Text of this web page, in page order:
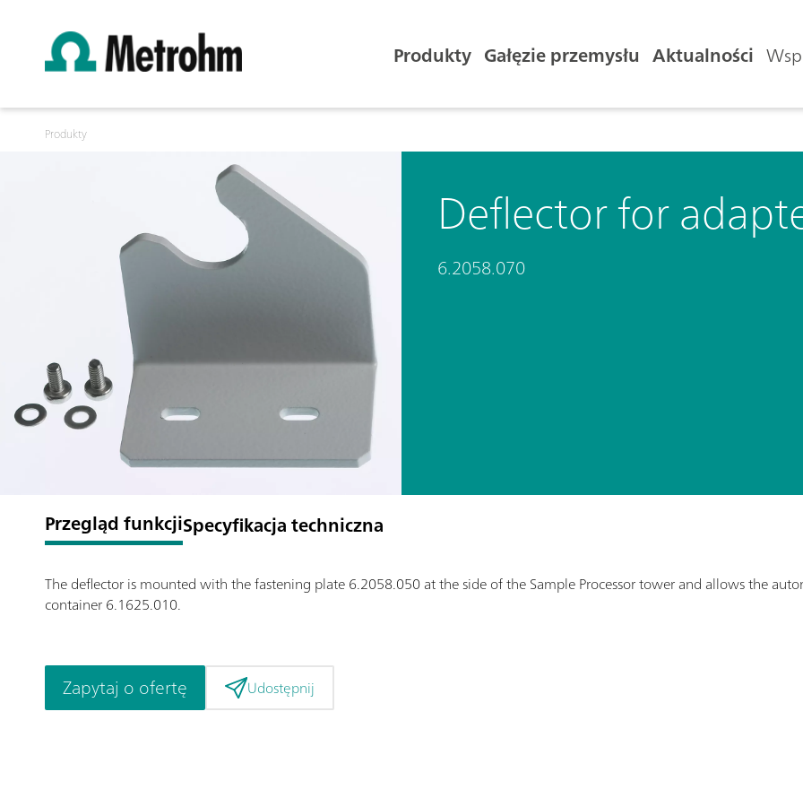
Produkty Gałęzie przemysłu Aktualności
Produkty
Deflector for
6.2058.070
Przegląd funkcjiSpecyfikacja techniczna
The deflector is mounted with the fastening plate 6.2058.050 at the side of the Sample Processor tower and allows the
container 6.1625.010.
Zapytaj o ofertę Udostępnij